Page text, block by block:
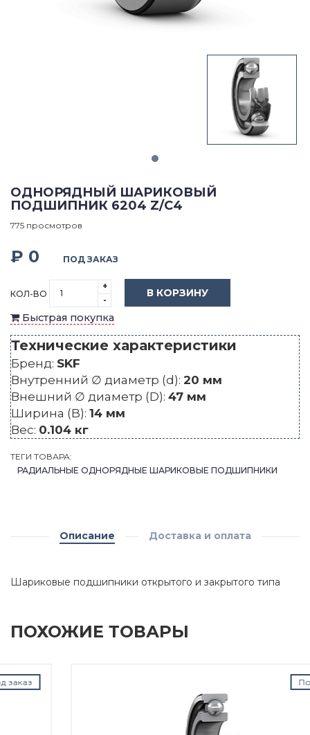
ОДНОРЯДНЫЙ ШАРИКОВЫЙ
ПОДШИПНИК 6204 Z/C4
775 просмотров
₽ 0 ПОД ЗАКАЗ
КОЛ-ВО
+
-
В КОРЗИНУ
Быстрая покупка
Технические характеристики
Бренд: SKF
Внутренний ∅ диаметр (d): 20 мм
Внешний ∅ диаметр (D): 47 мм
Ширина (B): 14 мм
Вес: 0.104 кг
ТЕГИ ТОВАРА:
РАДИАЛЬНЫЕ ОДНОРЯДНЫЕ ШАРИКОВЫЕ ПОДШИПНИКИ
Описание Доставка и оплата
Шариковые подшипники открытого и закрытого типа
ПОХОЖИЕ ТОВАРЫ